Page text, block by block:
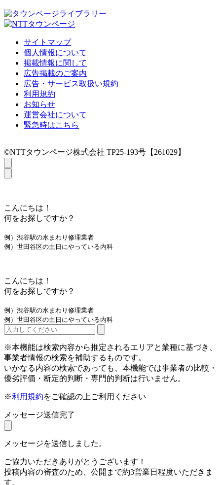
サイトマップ
個人情報について
掲載情報に関して
広告掲載のご案内
広告・サービス取扱い規約
利用規約
お知らせ
運営会社について
緊急時はこちら
©NTTタウンページ株式会社 TP25-193号【261029】
こんにちは！
何をお探しですか？
例）渋谷駅の水まわり修理業者
例）世田谷区の土日にやっている内科
こんにちは！
何をお探しですか？
例）渋谷駅の水まわり修理業者
例）世田谷区の土日にやっている内科
※本機能は検索内容から推定されるエリアと業種に基づき、
事業者情報の検索を補助するものです。
いかなる内容の検索であっても、本機能では事業者の比較・
優劣評価・断定的判断・専門的判断は行いません。
※利用規約をご確認の上ご利用ください
メッセージ送信完了
メッセージを送信しました。
ご協力いただきありがとうございます！
投稿内容の審査のため、公開まで約3営業日程度いただきま
す。